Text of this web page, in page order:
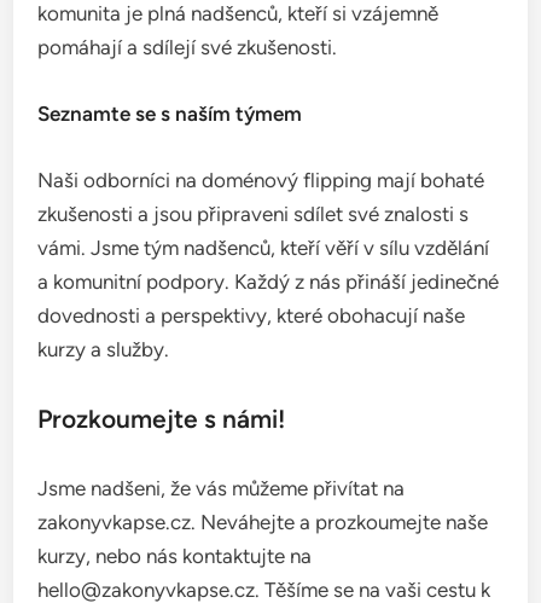
komunita je plná nadšenců, kteří si vzájemně
pomáhají a sdílejí své zkušenosti.
Seznamte se s naším týmem
Naši odborníci na doménový flipping mají bohaté
zkušenosti a jsou připraveni sdílet své znalosti s
vámi. Jsme tým nadšenců, kteří věří v sílu vzdělání
a komunitní podpory. Každý z nás přináší jedinečné
dovednosti a perspektivy, které obohacují naše
kurzy a služby.
Prozkoumejte s námi!
Jsme nadšeni, že vás můžeme přivítat na
zakonyvkapse.cz. Neváhejte a prozkoumejte naše
kurzy, nebo nás kontaktujte na
hello@zakonyvkapse.cz. Těšíme se na vaši cestu k